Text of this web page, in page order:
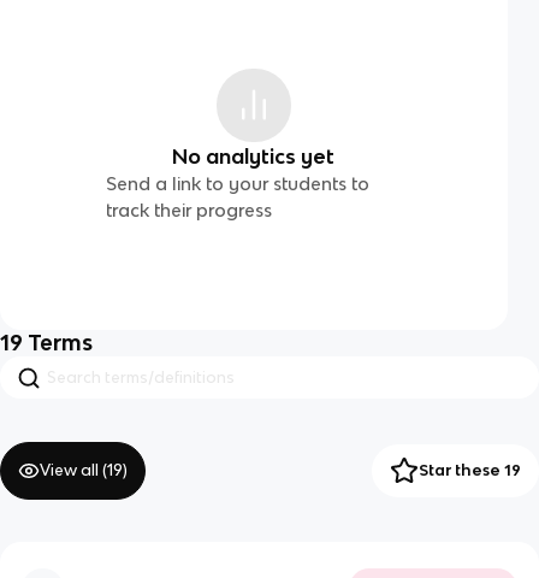
No analytics yet
Send a link to your students to
track their progress
19 Terms
View all (19) Star these 19